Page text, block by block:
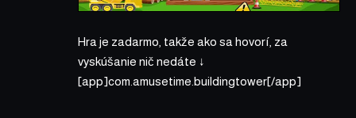
Hra je zadarmo, takže ako sa hovorí, za
vyskúšanie nič nedáte ↓
[app]com.amusetime.buildingtower[/app]